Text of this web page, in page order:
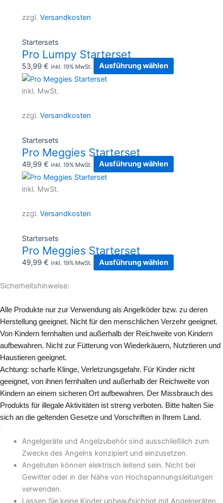
zzgl. Versandkosten
Startersets
Pro Lumpy Starterset
53,99 € inkl. 19% MwSt. Ausführung wählen
können
inkl. MwSt.
zzgl. Versandkosten
Startersets
Pro Meggies Starterset
49,99 € inkl. 19% MwSt. Ausführung wählen
können
inkl. MwSt.
zzgl. Versandkosten
Startersets
Pro Meggies Starterset
49,99 € inkl. 19% MwSt. Ausführung wählen
können
Produktseite
gewählt
werden
Sicherheitshinweise:
Alle Produkte nur zur Verwendung als Angelköder bzw. zu deren
Herstellung geeignet. Nicht für den menschlichen Verzehr geeignet.
Von Kindern fernhalten und außerhalb der Reichweite von Kindern
aufbewahren. Nicht zur Fütterung von Wiederkäuern, Nutztieren und
Haustieren geeignet.
Achtung: scharfe Klinge, Verletzungsgefahr. Für Kinder nicht
geeignet, von ihnen fernhalten und außerhalb der Reichweite von
Kindern an einem sicheren Ort aufbewahren. Der Missbrauch des
Produkts für illegale Aktivitäten ist streng verboten. Bitte halten Sie
sich an die geltenden Gesetze und Vorschriften in Ihrem Land.
Angelgeräte und Angelzubehör sind ausschließlich zum
Zwecke des Angelns konzipiert und einzusetzen.
Angelruten können elektrisch leitend sein. Nicht bei
Gewitter oder in der Nähe von Hochspannungsleitungen
verwenden.
Lassen Sie keine Kinder unbeaufsichtigt mit Angelgeräten